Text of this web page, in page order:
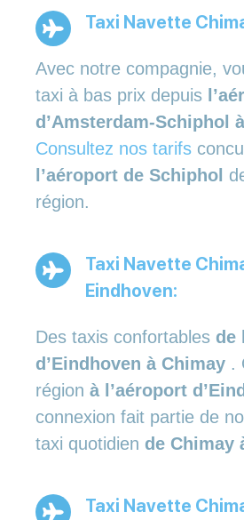
Taxi Navette
Avec notre compagnie,
taxi à bas prix depuis
d’Amsterdam-Schiphol
Consultez nos tarifs
l’aéroport de Schiphol
région.
Taxi Navette
Eindhoven:
Des taxis confortables de
d’Eindhoven à Chimay .
région à l’aéroport
connexion fait partie de
taxi quotidien de Chimay
Taxi Navette